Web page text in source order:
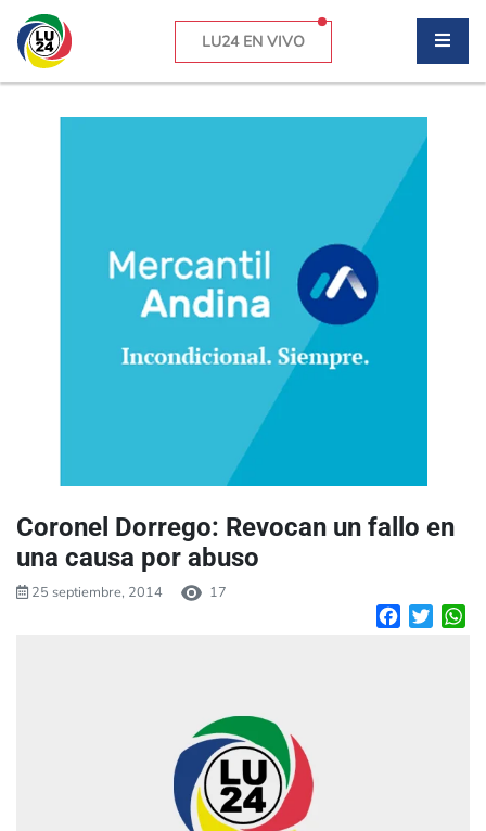
LU24 EN VIVO
Coronel Dorrego: Revocan un fallo en
una causa por abuso
25 septiembre, 2014 17
Facebook